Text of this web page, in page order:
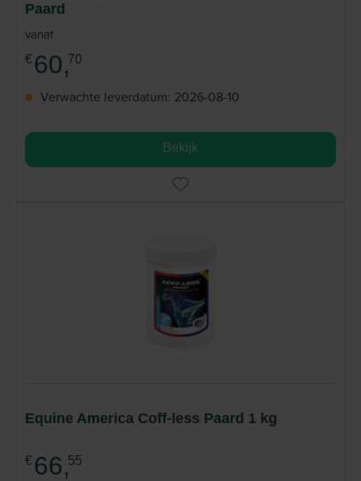
Paard
vanaf
€ 60,70
Verwachte leverdatum: 2026-08-10
Bekijk
Equine America Coff-less Paard 1 kg
€ 66,55